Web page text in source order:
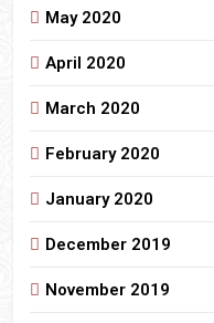
May 2020
April 2020
March 2020
February 2020
January 2020
December 2019
November 2019